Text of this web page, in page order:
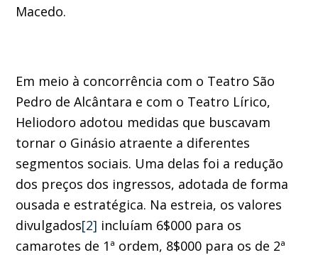
Macedo.
Em meio à concorrência com o Teatro São
Pedro de Alcântara e com o Teatro Lírico,
Heliodoro adotou medidas que buscavam
tornar o Ginásio atraente a diferentes
segmentos sociais. Uma delas foi a redução
dos preços dos ingressos, adotada de forma
ousada e estratégica. Na estreia, os valores
divulgados[2] incluíam 6$000 para os
camarotes de 1ª ordem, 8$000 para os de 2ª